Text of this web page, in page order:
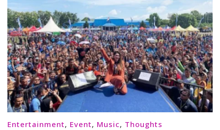
Entertainment, Event, Music, Thoughts